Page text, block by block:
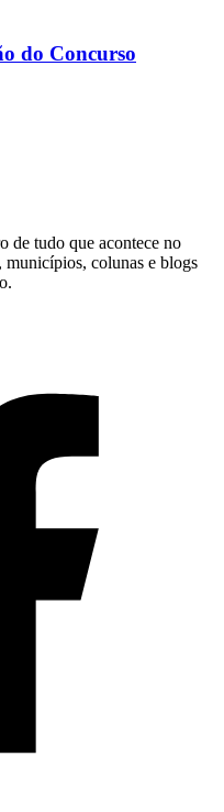
do Concurso
de tudo que acontece no
colunas e blogs